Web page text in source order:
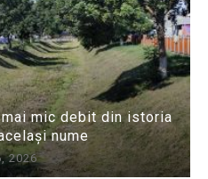
mic debit din istoria
nume
2026